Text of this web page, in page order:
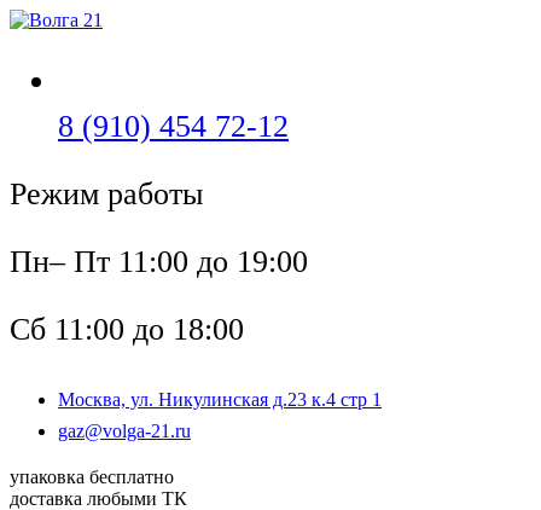
Перейти
8 (910) 454 72-12
Режим работы
Пн– Пт 11:00 до 19:00
Сб 11:00 до 18:00
Москва, ул. Никулинская д.23 к.4 стр 1
gaz@volga-21.ru
упаковка бесплатно
доставка любыми ТК